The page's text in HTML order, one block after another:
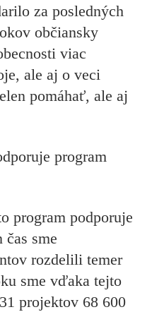
za posledných
občiansky
viac
ale aj o veci
pomáhať, ale aj
program
pro­gram podporuje
sme
rozdelili temer
sme vďaka tejto
projektov 68 600